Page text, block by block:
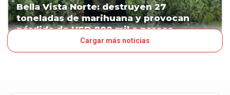
Bella Vista Norte: destruyen 27
toneladas de marihuana y provocan
pérdida de USD 800 mil a narcos
Cargar más noticias